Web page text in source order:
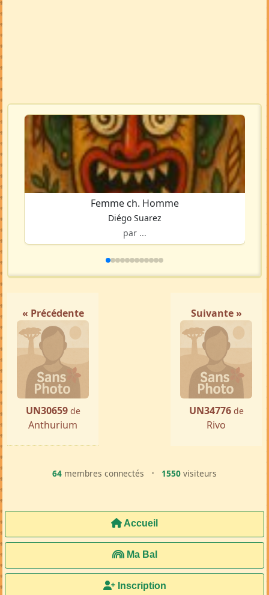
Femme ch. Homme
Diégo Suarez
par ...
« Précédente
UN30659 de
Anthurium
Suivante »
UN34776 de
Rivo
64 membres connectés • 1550 visiteurs
Accueil
Ma Bal
Inscription